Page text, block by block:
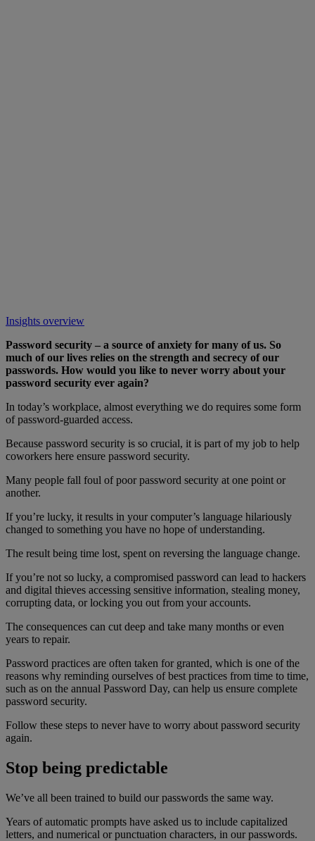
Insights overview
Password security – a source of anxiety for many of us. So
much of our lives relies on the strength and secrecy of our
passwords. How would you like to never worry about your
password security ever again?
In today’s workplace, almost everything we do requires some form
of password-guarded access.
Because password security is so crucial, it is part of my job to help
coworkers here ensure password security.
Many people fall foul of poor password security at one point or
another.
If you’re lucky, it results in your computer’s language hilariously
changed to something you have no hope of understanding.
The result being time lost, spent on reversing the language change.
If you’re not so lucky, a compromised password can lead to hackers
and digital thieves accessing sensitive information, stealing money,
corrupting data, or locking you out from your accounts.
The consequences can cut deep and take many months or even
years to repair.
Password practices are often taken for granted, which is one of the
reasons why reminding ourselves of best practices from time to time,
such as on the annual Password Day, can help us ensure complete
password security.
Follow these steps to never have to worry about password security
again.
Stop being predictable
We’ve all been trained to build our passwords the same way.
Years of automatic prompts have asked us to include capitalized
letters, and numerical or punctuation characters, in our passwords.